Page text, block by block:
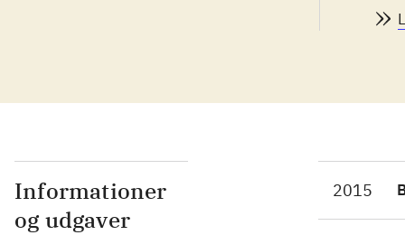
en
Informationer
og udgaver
2015